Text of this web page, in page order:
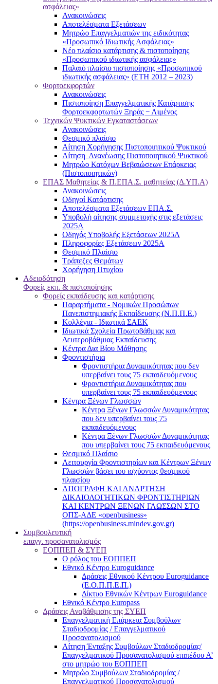
ασφάλειας»
Ανακοινώσεις
Αποτελέσματα Εξετάσεων
Μητρώο Επαγγελματιών της ειδικότητας
«Προσωπικό Ιδιωτικής Ασφάλειας»
Νέο πλαίσιο κατάρτισης & πιστοποίησης
«Προσωπικού ιδιωτικής ασφάλειας»
Παλαιό πλαίσιο πιστοποίησης «Προσωπικού
ιδιωτικής ασφάλειας» (ΕΤΗ 2012 – 2023)
Φορτοεκφορτών
Ανακοινώσεις
Πιστοποίηση Επαγγελματικής Κατάρτισης
Φορτοεκφορτωτών Ξηράς − Λιμένος
Τεχνικών Ψυκτικών Εγκαταστάσεων
Ανακοινώσεις
Θεσμικό πλαίσιο
Αίτηση Χορήγησης Πιστοποιητικού Ψυκτικού
Αίτηση Ανανέωσης Πιστοποιητικού Ψυκτικού
Μητρώο Κατόχων Βεβαιώσεων Επάρκειας
(Πιστοποιητικών)
ΕΠΑΣ Μαθητείας & Π.ΕΠΑ.Σ. μαθητείας (Δ.ΥΠ.Α)
Ανακοινώσεις
Oδηγοί Κατάρτισης
Αποτελέσματα Εξετάσεων ΕΠΑ.Σ.
Υποβολή αίτησης συμμετοχής στις εξετάσεις
2025Α
Οδηγός Υποβολής Εξετάσεων 2025A
Πληροφορίες Εξετάσεων 2025Α
Θεσμικό Πλαίσιο
Τράπεζες Θεμάτων
Χορήγηση Πτυχίου
Αδειοδότηση
Φορείς εκπ. & πιστοποίησης
Φορείς εκπαίδευσης και κατάρτισης
Παραρτήματα - Νομικών Προσώπων
Πανεπιστημιακής Εκπαίδευσης (Ν.Π.Π.Ε.)
Κολλέγια - Ιδιωτικά ΣΑΕΚ
Ιδιωτικά Σχολεία Πρωτοβάθμιας και
Δευτεροβάθμιας Εκπαίδευσης
Κέντρα Δια Βίου Μάθησης
Φροντιστήρια
Φροντιστήρια Δυναμικότητας που δεν
υπερβαίνει τους 75 εκπαιδευόμενους
Φροντιστήρια Δυναμικότητας που
υπερβαίνει τους 75 εκπαιδευόμενους
Κέντρα Ξένων Γλωσσών
Kέντρα Ξένων Γλωσσών Δυναμικότητας
που δεν υπερβαίνει τους 75
εκπαιδευόμενους
Kέντρα Ξένων Γλωσσών Δυναμικότητας
που υπερβαίνει τους 75 εκπαιδευόμενους
Θεσμικό Πλαίσιο
Λειτουργία Φροντιστηρίων και Κέντρων Ξένων
Γλωσσών βάσει του ισχύοντος θεσμικού
πλαισίου
ΑΠΟΓΡΑΦΗ ΚΑΙ ΑΝΑΡΤΗΣΗ
ΔΙΚΑΙΟΛΟΓΗΤΙΚΩΝ ΦΡΟΝΤΙΣΤΗΡΙΩΝ
ΚΑΙ ΚΕΝΤΡΩΝ ΞΕΝΩΝ ΓΛΩΣΣΩΝ ΣΤΟ
ΟΠΣ-ΑΔΕ «openbusiness»
(https://openbusiness.mindev.gov.gr)
Συμβουλευτική
επαγγ. προσανατολισμός
ΕΟΠΠΕΠ & ΣΥΕΠ
Ο ρόλος του ΕΟΠΠΕΠ
Εθνικό Κέντρο Euroguidance
Δράσεις Εθνικού Κέντρου Euroguidance
(Ε.Ο.Π.Π.Ε.Π.)
Δίκτυο Εθνικών Κέντρων Euroguidance
Εθνικό Κέντρο Europass
Δράσεις Αναβάθμισης της ΣΥΕΠ
Επαγγελματική Επάρκεια Συμβούλων
Σταδιοδρομίας / Επαγγελματικού
Προσανατολισμού
Αίτηση Ένταξης Συμβούλων Σταδιοδρομίας/
Επαγγελματικού Προσανατολισμού επιπέδου Α’
στο μητρώο του ΕΟΠΠΕΠ
Μητρώο Συμβούλων Σταδιοδρομίας /
Επαγγελματικού Προσανατολισμού